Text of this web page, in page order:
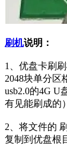
刷机说明：
1、优盘卡刷
2048块单分区
usb2.0的4G U
有见能刷成的
2、将文件的
复制到优盘根